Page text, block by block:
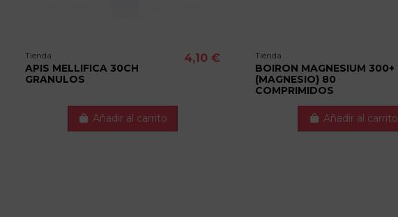
Tienda
APIS MELLIFICA 30CH
GRANULOS
4,10 €
Añadir al carrito
Tienda
BOIRON MAGNESIUM 300+
(MAGNESIO) 80
COMPRIMIDOS
Añadir al carrito